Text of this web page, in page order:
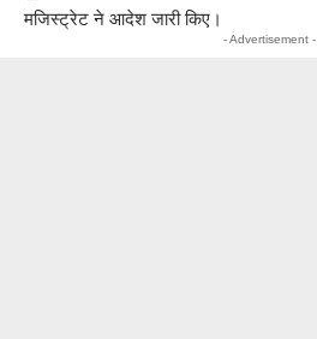
मजिस्ट्रेट ने आदेश जारी किए।
- Advertisement -